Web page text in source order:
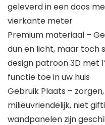
geleverd in een doos
vierkante meter
Premium materiaal –
dun en licht, maar toch
design patroon 3D met
functie toe in uw huis
Gebruik Plaats –
milieuvriendelijk, niet
wandpanelen zijn